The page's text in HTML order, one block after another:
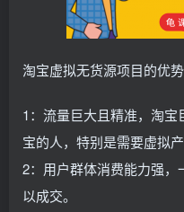
淘宝虚拟无货源项目的优势
1：流量巨大且精准，淘
宝的人，特别是需要虚拟
2：用户群体消费能力强
以成交。